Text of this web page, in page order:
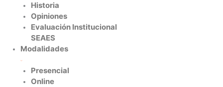
Historia
Opiniones
Evaluación Institucional
SEAES
Modalidades
Presencial
Online